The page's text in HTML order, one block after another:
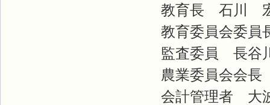
教育長 石川
教育委員会委
監査委員 長
農業委員会会
会計管理者